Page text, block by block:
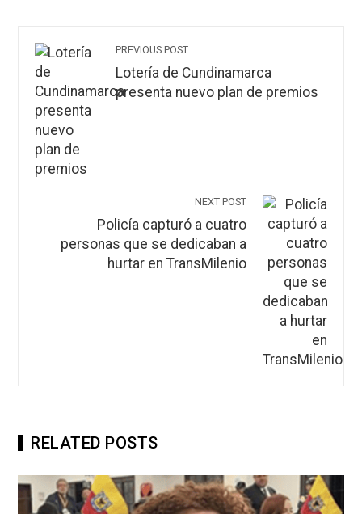
PREVIOUS POST
Lotería de Cundinamarca
presenta nuevo plan de premios
NEXT POST
Policía capturó a cuatro
personas que se dedicaban a
hurtar en TransMilenio
RELATED POSTS